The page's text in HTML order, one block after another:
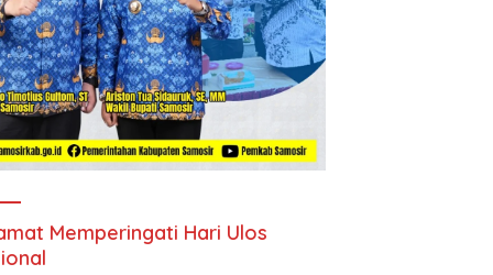
Memperingati Hari Ulos